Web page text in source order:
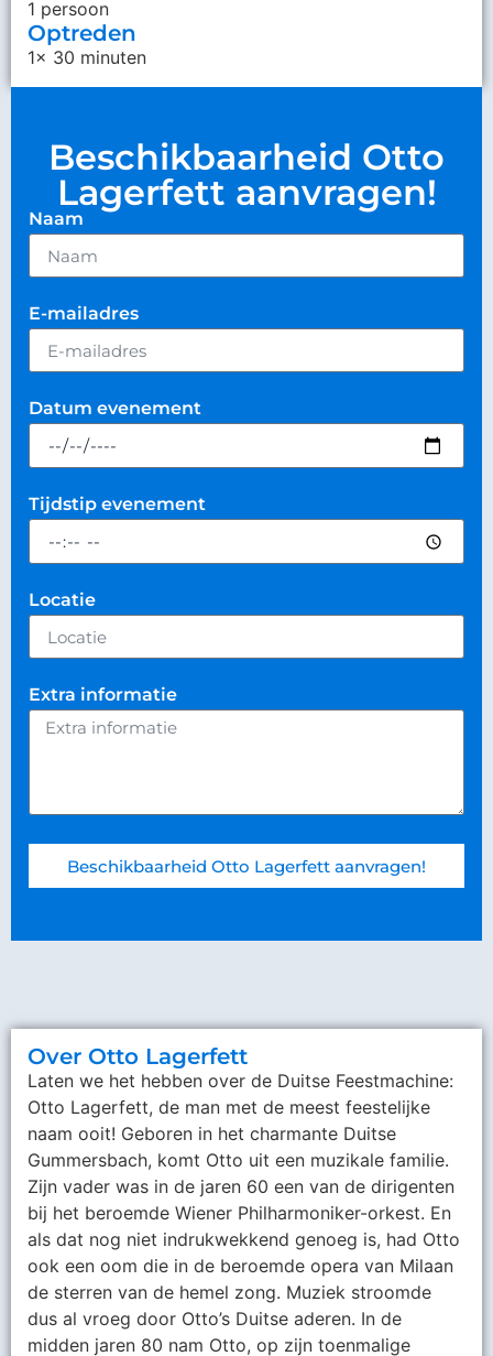
1 persoon
Optreden
1x 30 minuten
Beschikbaarheid Otto
Lagerfett aanvragen!
Naam
E-mailadres
Datum evenement
Tijdstip evenement
Locatie
Extra informatie
Beschikbaarheid Otto Lagerfett aanvragen!
Over Otto Lagerfett
Laten we het hebben over de Duitse Feestmachine:
Otto Lagerfett, de man met de meest feestelijke
naam ooit! Geboren in het charmante Duitse
Gummersbach, komt Otto uit een muzikale familie.
Zijn vader was in de jaren 60 een van de dirigenten
bij het beroemde Wiener Philharmoniker-orkest. En
als dat nog niet indrukwekkend genoeg is, had Otto
ook een oom die in de beroemde opera van Milaan
de sterren van de hemel zong. Muziek stroomde
dus al vroeg door Otto’s Duitse aderen. In de
midden jaren 80 nam Otto, op zijn toenmalige